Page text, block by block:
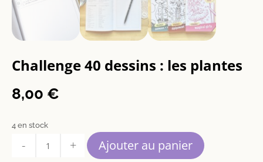
Challenge 40 dessins : les plantes
8,00 €
4 en stock
Ajouter au panier